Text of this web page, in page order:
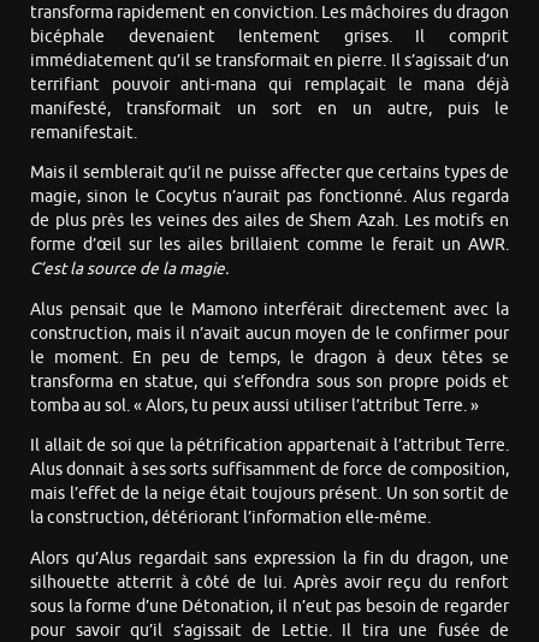
transforma rapidement en conviction. Les mâchoires du dragon
bicéphale devenaient lentement grises. Il comprit
immédiatement qu’il se transformait en pierre. Il s’agissait d’un
terrifiant pouvoir anti-mana qui remplaçait le mana déjà
manifesté, transformait un sort en un autre, puis le
remanifestait.
Mais il semblerait qu’il ne puisse affecter que certains types de
magie, sinon le Cocytus n’aurait pas fonctionné. Alus regarda
de plus près les veines des ailes de Shem Azah. Les motifs en
forme d’œil sur les ailes brillaient comme le ferait un AWR.
C’est la source de la magie.
Alus pensait que le Mamono interférait directement avec la
construction, mais il n’avait aucun moyen de le confirmer pour
le moment. En peu de temps, le dragon à deux têtes se
transforma en statue, qui s’effondra sous son propre poids et
tomba au sol. « Alors, tu peux aussi utiliser l’attribut Terre. »
Il allait de soi que la pétrification appartenait à l’attribut Terre.
Alus donnait à ses sorts suffisamment de force de composition,
mais l’effet de la neige était toujours présent. Un son sortit de
la construction, détériorant l’information elle-même.
Alors qu’Alus regardait sans expression la fin du dragon, une
silhouette atterrit à côté de lui. Après avoir reçu du renfort
sous la forme d’une Détonation, il n’eut pas besoin de regarder
pour savoir qu’il s’agissait de Lettie. Il tira une fusée de